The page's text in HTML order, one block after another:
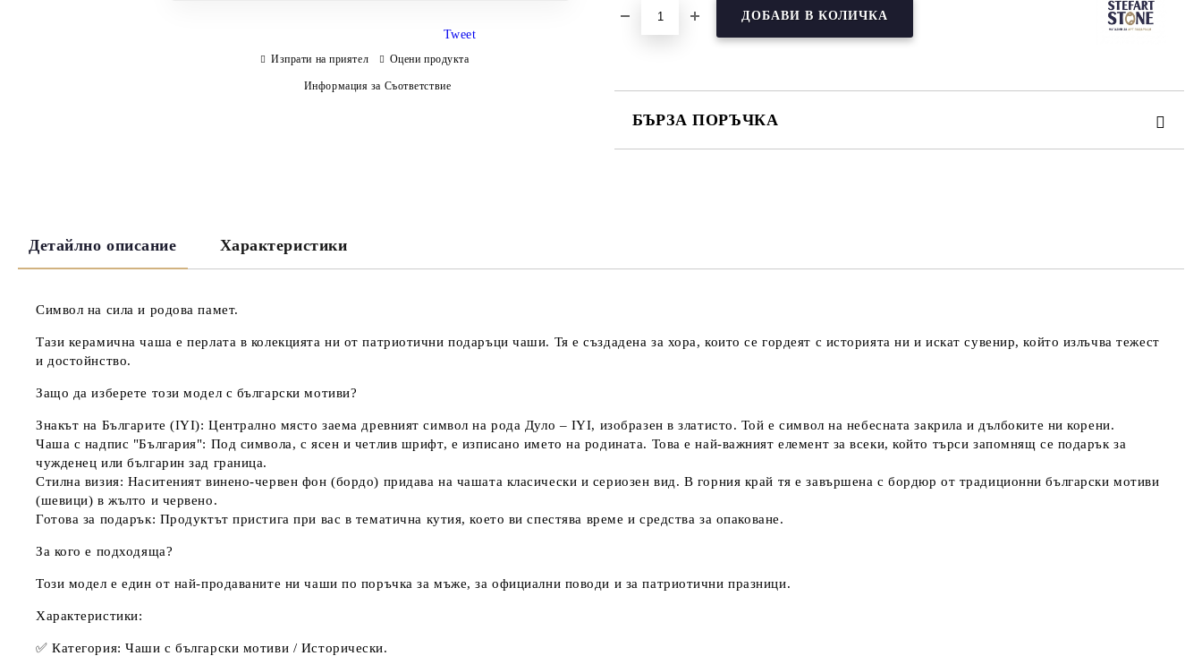
БЪРЗА ПОРЪЧКА
Tweet
Изпрати на приятел Оцени продукта
Информация за Съответствие
Детайлно описание Характеристики
Символ на сила и родова памет.
Тази керамична чаша е перлата в колекцията ни от патриотичниподаръци чаши. Тя е създадена за хора, които се гордеят с историята ни и искат сувенир, който излъчва тежест
и достойнство.
Защо да изберете този модел с български мотиви?
Знакът на Българите (IYI): Централно място заема древният символ на рода Дуло – IYI, изобразен в златисто. Той е символ на небесната закрила и дълбоките ни корени.
Чаша с надпис "България": Под символа, с ясен и четлив шрифт, е изписано името на родината. Това е най-важният елемент за всеки, който търси запомнящ се подарък за
чужденец или българин зад граница.
Стилна визия: Наситеният винено-червен фон (бордо) придава на чашата класически и сериозен вид. В горния край тя е завършена с бордюр от традиционнибългарски мотиви
(шевици) в жълто и червено.
Готова за подарък: Продуктът пристига при вас в тематична кутия, което ви спестява време и средства за опаковане.
За кого е подходяща?
Този модел е един от най-продаваните ничаши по поръчка за мъже, за официални поводи и за патриотични празници.
Характеристики:
✅Категория: Чаши с български мотиви / Исторически.